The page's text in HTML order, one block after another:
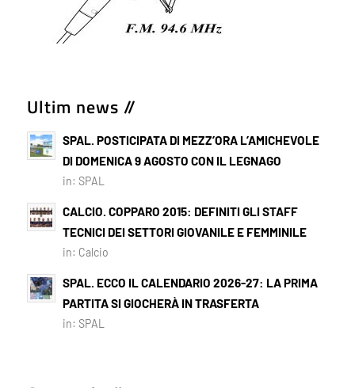
Ultim news //
SPAL. POSTICIPATA DI MEZZ’ORA L’AMICHEVOLE
DI DOMENICA 9 AGOSTO CON IL LEGNAGO
in: SPAL
CALCIO. COPPARO 2015: DEFINITI GLI STAFF
TECNICI DEI SETTORI GIOVANILE E FEMMINILE
in: Calcio
SPAL. ECCO IL CALENDARIO 2026-27: LA PRIMA
PARTITA SI GIOCHERÀ IN TRASFERTA
in: SPAL